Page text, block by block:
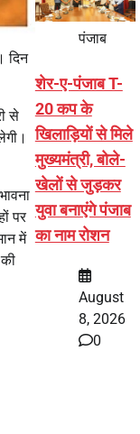
दिन
से
पर
में
पंजाब
शेर-ए-पंजाब T-
20 कप के
खिलाड़ियों से मिले
मुख्यमंत्री, बोले-
खेलों से जुड़कर
युवा बनाएंगे पंजाब
का नाम रोशन
August
8, 2026
0